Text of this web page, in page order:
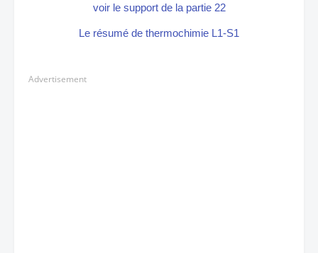
voir le support de la partie 22
Le résumé de thermochimie L1-S1
Advertisement